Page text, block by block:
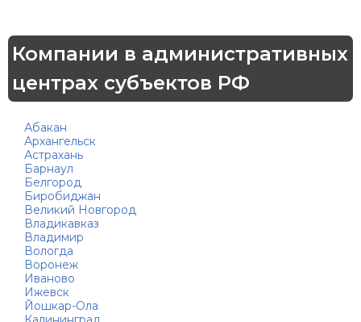
Компании в административных
центрах субъектов РФ
Абакан
Архангельск
Астрахань
Барнаул
Белгород
Биробиджан
Великий Новгород
Владикавказ
Владимир
Вологда
Воронеж
Иваново
Ижевск
Йошкар-Ола